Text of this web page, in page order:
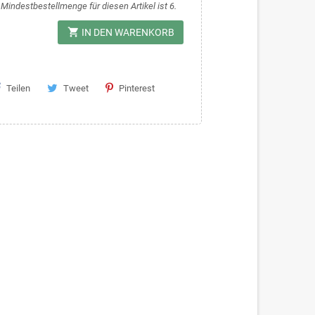
Mindestbestellmenge für diesen Artikel ist 6.
shopping_cart IN DEN WARENKORB
Teilen Tweet Pinterest